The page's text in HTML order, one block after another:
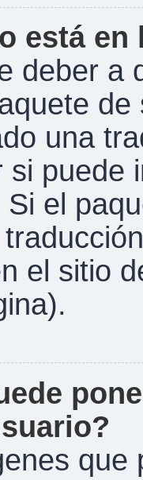
está
deber a
una
si puede
el
el sitio
que